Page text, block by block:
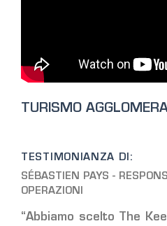
TURISMO
TESTIMONIANZA DI:
SÉBASTIEN PAYS -
OPERAZIONI
“Abbiamo scelto The